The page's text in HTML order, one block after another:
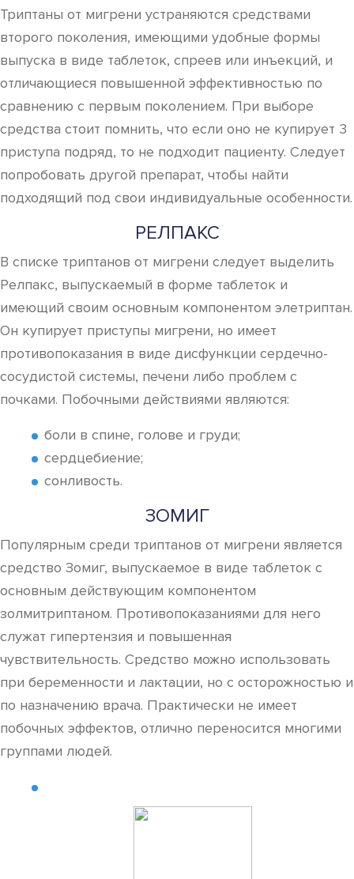
Триптаны от мигрени устраняются средствами
второго поколения, имеющими удобные формы
выпуска в виде таблеток, спреев или инъекций, и
отличающиеся повышенной эффективностью по
сравнению с первым поколением. При выборе
средства стоит помнить, что если оно не купирует 3
приступа подряд, то не подходит пациенту. Следует
попробовать другой препарат, чтобы найти
подходящий под свои индивидуальные особенности.
РЕЛПАКС
В списке триптанов от мигрени следует выделить
Релпакс, выпускаемый в форме таблеток и
имеющий своим основным компонентом элетриптан.
Он купирует приступы мигрени, но имеет
противопоказания в виде дисфункции сердечно-
сосудистой системы, печени либо проблем с
почками. Побочными действиями являются:
боли в спине, голове и груди;
сердцебиение;
сонливость.
ЗОМИГ
Популярным среди триптанов от мигрени является
средство Зомиг, выпускаемое в виде таблеток с
основным действующим компонентом
золмитриптаном. Противопоказаниями для него
служат гипертензия и повышенная
чувствительность. Средство можно использовать
при беременности и лактации, но с осторожностью и
по назначению врача. Практически не имеет
побочных эффектов, отлично переносится многими
группами людей.